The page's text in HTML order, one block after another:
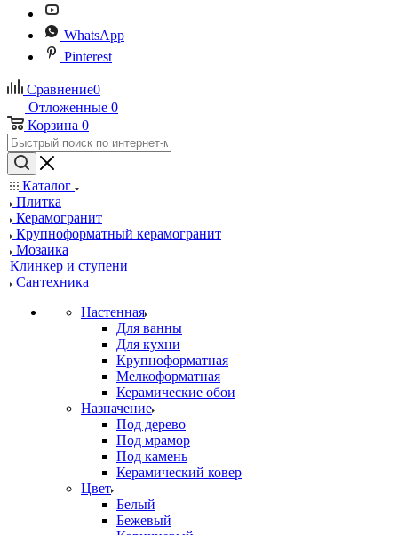
WhatsApp
Pinterest
Сравнение0
Отложенные 0
Корзина 0
Каталог
Плитка
Керамогранит
Крупноформатный керамогранит
Мозаика
Клинкер и ступени
Сантехника
Настенная
Для ванны
Для кухни
Крупноформатная
Мелкоформатная
Керамические обои
Назначение
Под дерево
Под мрамор
Под камень
Керамический ковер
Цвет
Белый
Бежевый